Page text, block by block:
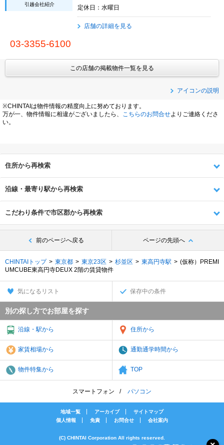
引越会社紹介
定休日：水曜日
店舗の詳細を見る
03-3355-6100
この店舗の掲載物件一覧を見る
アイコンの説明
※CHINTAIは物件情報の精度向上に努めております。
万が一、物件情報に相違がございましたら、
こちらのお問合せよりご連絡くださ
い。
住所から再検索
沿線・最寄り駅から再検索
こだわり条件で市区郡から再検索
前のページへ戻る ページの先頭へ
CHINTAIトップ 東京都 東京23区 杉並区 東高円寺駅
(仮称）PREMI
UMCUBE東高円寺DEUX 2階の賃貸物件
気になるリスト 保存中の条件
別の探し方でお部屋を探す
沿線・駅から 住所から
家賃相場から 通勤通学時間から
物件特集から TOP
スマートフォン パソコン
地域一覧 アーカイブ
サイトマップ
個人情報
免責 お問合せ 会社案内
(C) CHINTAI Corporation All rights reserved.